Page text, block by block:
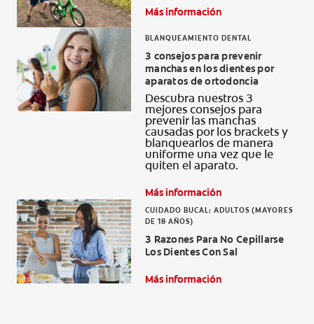
Más información
BLANQUEAMIENTO DENTAL
3 consejos para prevenir
manchas en los dientes por
aparatos de ortodoncia
Descubra nuestros 3
mejores consejos para
prevenir las manchas
causadas por los brackets y
blanquearlos de manera
uniforme una vez que le
quiten el aparato.
Más información
CUIDADO BUCAL: ADULTOS (MAYORES
DE 18 AÑOS)
3 Razones Para No Cepillarse
Los Dientes Con Sal
Más información